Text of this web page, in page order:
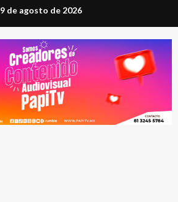
9 de agosto de 2026